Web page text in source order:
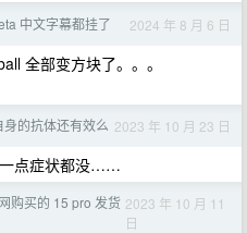
中文字幕都挂了 2024 年 8 月 6 日
全部变方块了。。。
的抗体还有效么 2023 年 10 月 23 日
一点症状都没……
购买的 15 pro 发货 2023 年 10 月 11
日